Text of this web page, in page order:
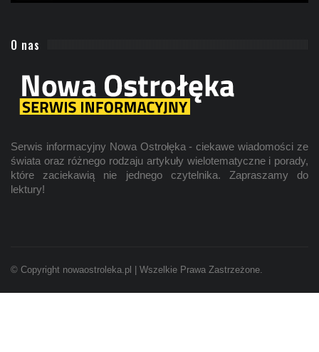
O nas
Serwis informacyjny Nowa Ostrołęka - ciekawe wiadomości ze
świata oraz różnego rodzaju artykuły wielotematyczne i porady,
które zaciekawią nie jednego czytelnika. Zapraszamy do
lektury!
© Copyright nowaostroleka.pl | Wszelkie Prawa Zastrzeżone.